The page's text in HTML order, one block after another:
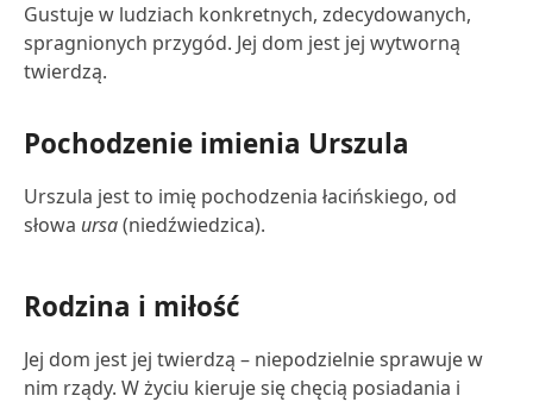
Gustuje w ludziach konkretnych, zdecydowanych,
spragnionych przygód. Jej dom jest jej wytworną
twierdzą.
Pochodzenie imienia Urszula
Urszula jest to imię pochodzenia łacińskiego, od
słowa ursa(niedźwiedzica).
Rodzina i miłość
Jej dom jest jej twierdzą – niepodzielnie sprawuje w
nim rządy. W życiu kieruje się chęcią posiadania i